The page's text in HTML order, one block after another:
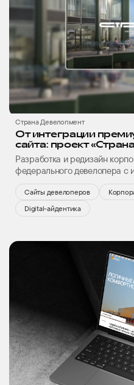
Страна Девелопмент
От интеграции
сайта: проект
Разработка и редизайн
федерального девелопера с
Сайты девелоперов
Digital-айдентика